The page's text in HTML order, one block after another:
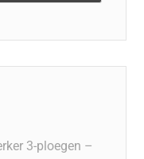
3-ploegen –